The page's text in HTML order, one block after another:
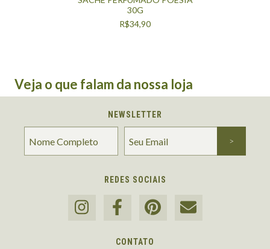
30G
R$34,90
Veja o que falam da nossa loja
NEWSLETTER
REDES SOCIAIS
CONTATO